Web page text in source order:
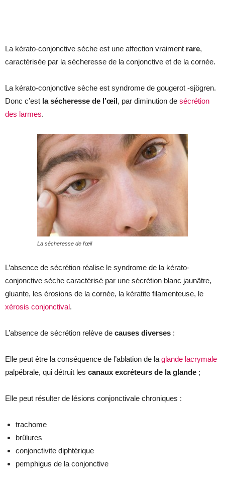
La kérato-conjonctive sèche est une affection vraiment rare,
caractérisée par la sécheresse de la conjonctive et de la cornée.
La kérato-conjonctive sèche est syndrome de gougerot -sjögren.
Donc c’est la sécheresse de l’œil, par diminution de sécrétion
des larmes.
La sécheresse de l’œil
L’absence de sécrétion réalise le syndrome de la kérato-
conjonctive sèche caractérisé par une sécrétion blanc jaunâtre,
gluante, les érosions de la cornée, la kératite filamenteuse, le
xérosis conjonctival.
L’absence de sécrétion relève de causes diverses :
Elle peut être la conséquence de l’ablation de la glande lacrymale
palpébrale, qui détruit les canaux excréteurs de la glande ;
Elle peut résulter de lésions conjonctivale chroniques :
trachome
brûlures
conjonctivite diphtérique
pemphigus de la conjonctive